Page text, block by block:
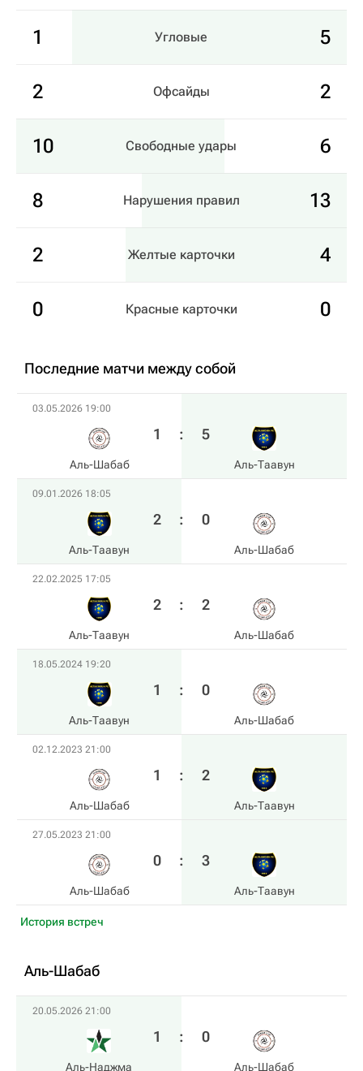
1 Угловые 5
2 Офсайды 2
10 Свободные удары 6
8 Нарушения правил 13
2 Желтые карточки 4
0 Красные карточки 0
Последние матчи между собой
03.05.2026 19:00
Аль-Шабаб
1 : 5
Аль-Таавун
09.01.2026 18:05
Аль-Таавун
2 : 0
Аль-Шабаб
22.02.2025 17:05
Аль-Таавун
2 : 2
Аль-Шабаб
18.05.2024 19:20
Аль-Таавун
1 : 0
Аль-Шабаб
02.12.2023 21:00
Аль-Шабаб
1 : 2
Аль-Таавун
27.05.2023 21:00
Аль-Шабаб
0 : 3
Аль-Таавун
История встреч
Аль-Шабаб
20.05.2026 21:00
Аль-Наджма
1 : 0
Аль-Шабаб